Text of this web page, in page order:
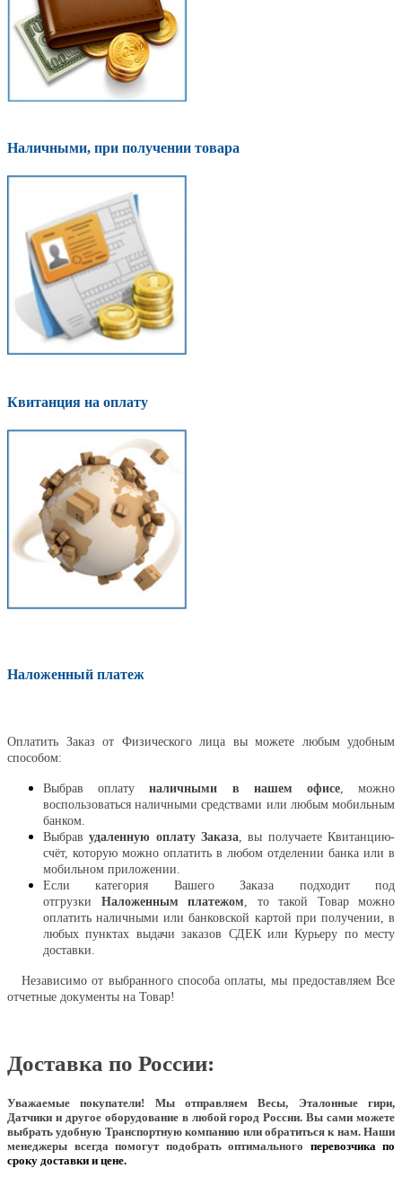
Наличными, при получении товара
Квитанция на оплату
Наложенный платеж
Оплатить Заказ от Физического лица вы можете любым удобным
способом:
Выбрав оплатуналичными в нашем офисе, можно
воспользоваться наличными средствами или любым мобильным
банком.
Выбравудаленную оплату Заказа , вы получаете Квитанцию-
счёт, которую можно оплатить в любом отделении банка или в
мобильном приложении.
Если категория Вашего Заказа подходит под
отгрузки Наложенным платежом , то такой Товар можно
оплатить наличными или банковской картой при получении, в
любых пунктах выдачи заказов СДЕК или Курьеру по месту
доставки.
Независимо от выбранного способа оплаты, мы предоставляем Все
отчетные документы на Товар!
Доставка по России:
Уважаемые покупатели! Мы отправляем Весы, Эталонные гири,
Датчики и другое оборудование в любой город России. Вы сами можете
выбрать удобную Транспортную компанию или обратиться к нам. Наши
менеджеры всегда помогут подобрать оптимального перевозчика по
сроку доставки и цене.